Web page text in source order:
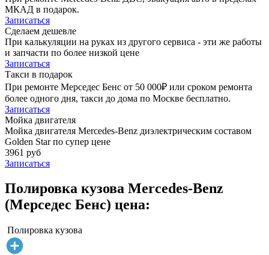
МКАД в подарок.
Записаться
Сделаем дешевле
При калькуляции на руках из другого сервиса - эти же работы
и запчасти по более низкой цене
Записаться
Такси в подарок
При ремонте Мерседес Бенс от 50 000₽ или сроком ремонта
более одного дня, такси до дома по Москве бесплатно.
Записаться
Мойка двигателя
Мойка двигателя Mercedes-Benz диэлектрическим составом
Golden Star по супер цене
3961 руб
Записаться
Полировка кузова Mercedes-Benz
(Мерседес Бенс) цена:
Полировка кузова